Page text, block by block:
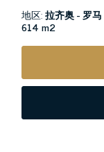
地区:拉齐奥 - 罗马
614 m2